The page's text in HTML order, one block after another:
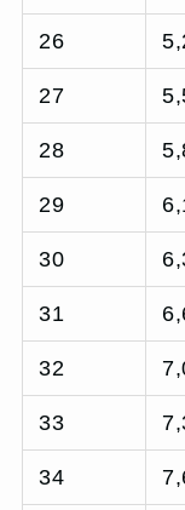
26
27
28
29
30
31
32
33
34